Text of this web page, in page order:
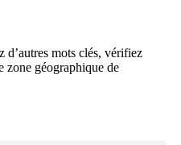
d’autres mots clés, vérifiez
zone géographique de